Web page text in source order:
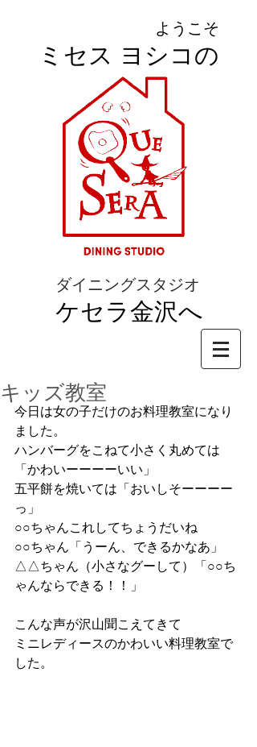
ようこそ
ミセス ヨシコの
ダイニングスタジオ
ケセラ金沢へ
キッズ教室
今日は女の子だけのお料理教室になり
ました。
ハンバーグをこねて小さく丸めては
「かわいーーーーいい」
五平餅を焼いては「おいしそーーーー
っ」
○○ちゃんこれしてちょうだいね
○○ちゃん「うーん、できるかなあ」
△△ちゃん（小さなグーして）「○○ち
ゃんならできる！！」
こんな声が沢山聞こえてきて
ミニレディースのかわいい料理教室で
した。